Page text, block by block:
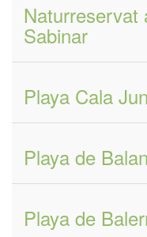
Naturreservat
Sabinar
Playa Cala
Playa de
Playa de